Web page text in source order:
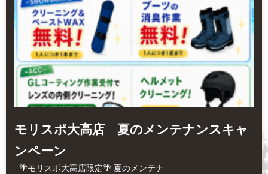
モリスポ大高店 夏のメンテナンスキャ
ンペーン
🌴モリスポ大高店限定🌴 夏のメンテナ